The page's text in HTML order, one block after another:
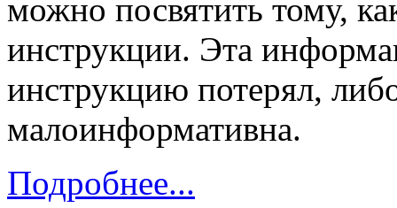
можно посвятить тому,
инструкции. Эта
инструкцию потерял,
малоинформативна.
Подробнее...